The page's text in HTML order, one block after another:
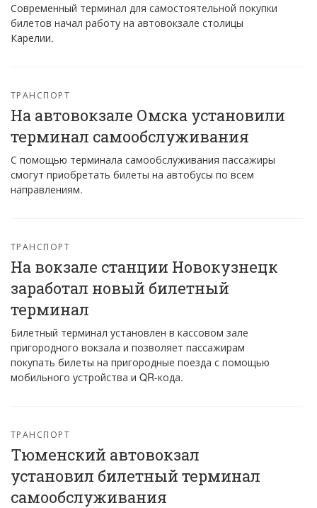
Современный терминал для самостоятельной покупки
билетов начал работу на автовокзале столицы
Карелии.
ТРАНСПОРТ
На автовокзале Омска установили
терминал самообслуживания
С помощью терминала самообслуживания пассажиры
смогут приобретать билеты на автобусы по всем
направлениям.
ТРАНСПОРТ
На вокзале станции Новокузнецк
заработал новый билетный
терминал
Билетный терминал установлен в кассовом зале
пригородного вокзала и позволяет пассажирам
покупать билеты на пригородные поезда с помощью
мобильного устройства и QR-кода.
ТРАНСПОРТ
Тюменский автовокзал
установил билетный терминал
самообслуживания